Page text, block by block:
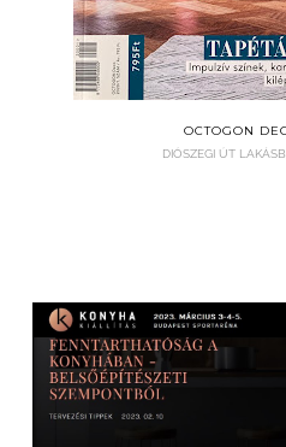
OCTOGON
DIÓSZEGI ÚT